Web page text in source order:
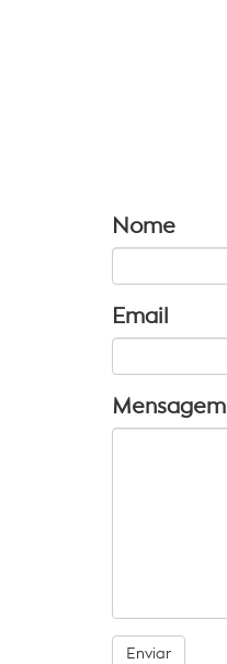
Nome
Email
Mensagem
Enviar